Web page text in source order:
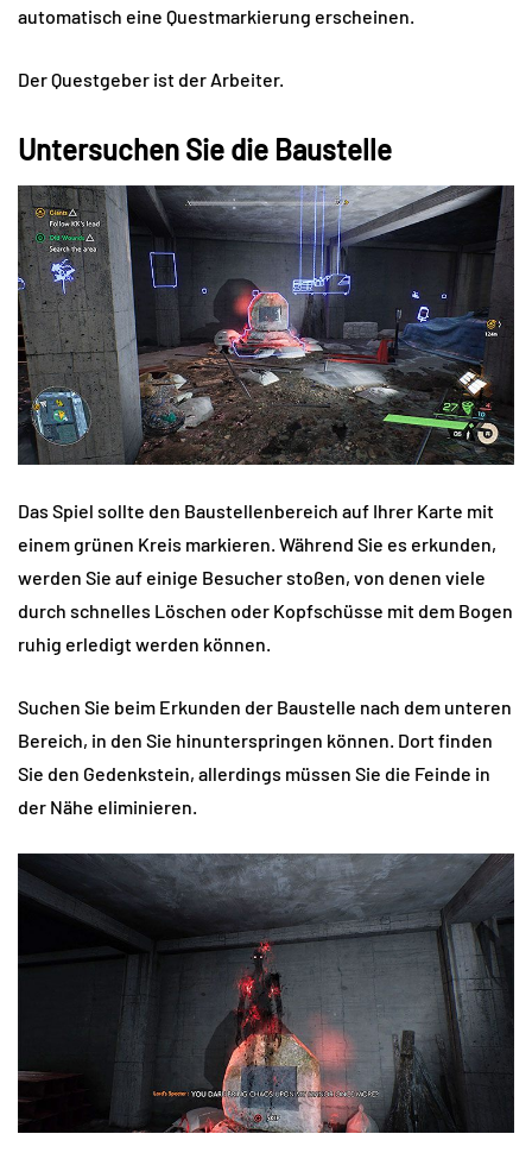
automatisch eine Questmarkierung erscheinen.
Der Questgeber ist der Arbeiter.
Untersuchen Sie die Baustelle
Das Spiel sollte den Baustellenbereich auf Ihrer Karte mit
einem grünen Kreis markieren. Während Sie es erkunden,
werden Sie auf einige Besucher stoßen, von denen viele
durch schnelles Löschen oder Kopfschüsse mit dem Bogen
ruhig erledigt werden können.
Suchen Sie beim Erkunden der Baustelle nach dem unteren
Bereich, in den Sie hinunterspringen können. Dort finden
Sie den Gedenkstein, allerdings müssen Sie die Feinde in
der Nähe eliminieren.